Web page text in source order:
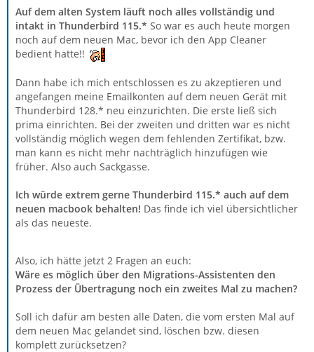
Auf dem alten System läuft noch alles vollständig und
intakt in Thunderbird 115.* So war es auch heute morgen
noch auf dem neuen Mac, bevor ich den App Cleaner
bedient hatte!!
Dann habe ich mich entschlossen es zu akzeptieren und
angefangen meine Emailkonten auf dem neuen Gerät mit
Thunderbird 128.* neu einzurichten. Die erste ließ sich
prima einrichten. Bei der zweiten und dritten war es nicht
vollständig möglich wegen dem fehlenden Zertifikat, bzw.
man kann es nicht mehr nachträglich hinzufügen wie
früher. Also auch Sackgasse.
Ich würde extrem gerne Thunderbird 115.* auch auf dem
neuen macbook behalten! Das finde ich viel übersichtlicher
als das neueste.
Also, ich hätte jetzt 2 Fragen an euch:
Wäre es möglich über den Migrations-Assistenten den
Prozess der Übertragung noch ein zweites Mal zu machen?
Soll ich dafür am besten alle Daten, die vom ersten Mal auf
dem neuen Mac gelandet sind, löschen bzw. diesen
komplett zurücksetzen?